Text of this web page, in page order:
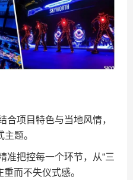
合项目特色与当地风情，
题。
准把控每一个环节，从“三
重而不失仪式感。